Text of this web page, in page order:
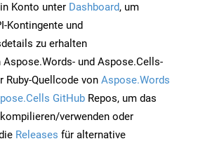
Konto unter Dashboard, um
Kontingente und
zu erhalten
und Aspose.Cells-
Ruby-Quellcode von Aspose.Words
GitHub Repos, um das
verwenden oder
Releases für alternative